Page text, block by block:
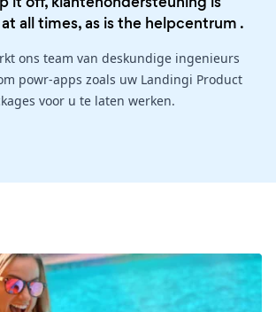
all times, as is the helpcentrum .
ons team van deskundige ingenieurs
powr-apps zoals uw Landingi Product
voor u te laten werken.